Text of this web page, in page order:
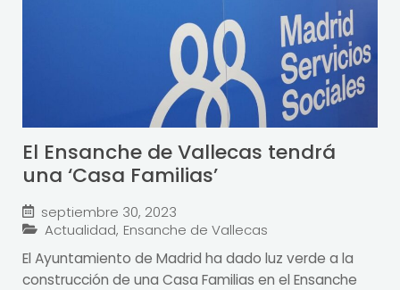
El Ensanche de Vallecas tendrá
una ‘Casa Familias’
septiembre 30, 2023
Actualidad, Ensanche de Vallecas
El Ayuntamiento de Madrid ha dado luz verde a la
construcción de una Casa Familias en el Ensanche